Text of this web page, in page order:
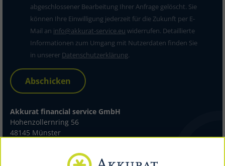
abgeschlossener Bearbeitung Ihrer Anfrage gelöscht. Sie
können Ihre Einwilligung jederzeit für die Zukunft per E-
Mail an info@akkurat-service.eu widerrufen. Detaillierte
Informationen zum Umgang mit Nutzerdaten finden Sie
in unserer Datenschutzerklärung.
Abschicken
Akkurat financial service GmbH
Hohenzollernring 56
48145 Münster
Telefax 0251 39492-199